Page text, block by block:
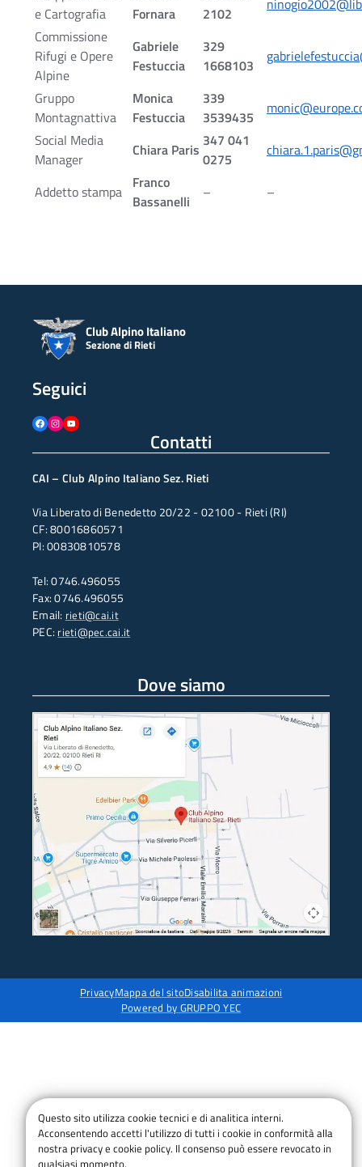
e Cartografia
Fornara
2102
Commissione
Rifugi e Opere
Alpine
Gabriele
Festuccia
329
1668103
Gruppo
Montagnattiva
Monica
Festuccia
339
3539435
Social Media
Manager
Chiara Paris 347 041
0275
Addetto stampa Franco
Bassanelli
– –
Club Alpino Italiano
Sezione di Rieti
Seguici
Facebook Instagram YouTube
Contatti
CAI – Club Alpino Italiano Sez. Rieti
Via Liberato di Benedetto 20/22 - 02100 - Rieti (RI)
CF: 80016860571
PI: 00830810578
Tel: 0746.496055
Fax: 0746.496055
Email: rieti@cai.it
PEC: rieti@pec.cai.it
Dove siamo
PrivacyMappa del sitoDisabilita animazioni
Powered by GRUPPO YEC
Questo sito utilizza cookie tecnici e di analitica interni.
Acconsentendo accetti l'utilizzo di tutti i cookie in conformità alla
nostra privacy e cookie policy. Il consenso può essere revocato in
qualsiasi momento.